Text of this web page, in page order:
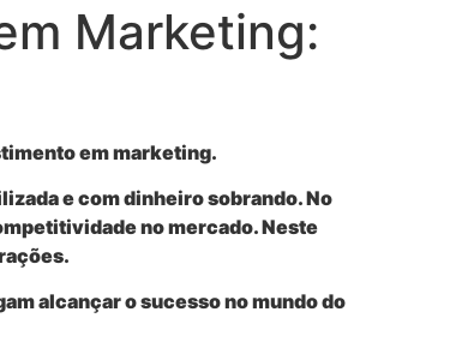
Marketing:
em marketing.
e com dinheiro sobrando. No
no mercado. Neste
alcançar o sucesso no mundo do